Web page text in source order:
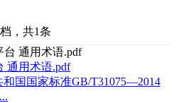
，共1条
通用术语.pdf
和国国家标准GB/T31075—2014